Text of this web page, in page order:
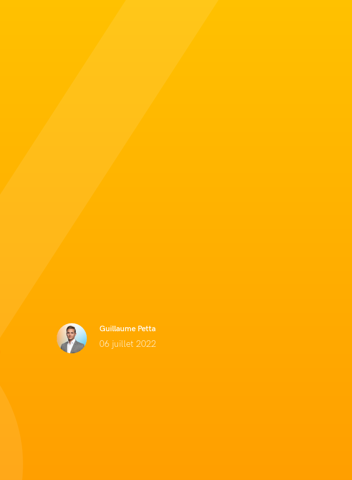
Guillaume Petta
06 juillet 2022